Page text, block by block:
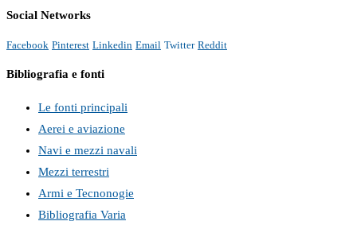
Social Networks
Facebook Pinterest Linkedin Email Twitter Reddit
Bibliografia e fonti
Le fonti principali
Aerei e aviazione
Navi e mezzi navali
Mezzi terrestri
Armi e Tecnonogie
Bibliografia Varia